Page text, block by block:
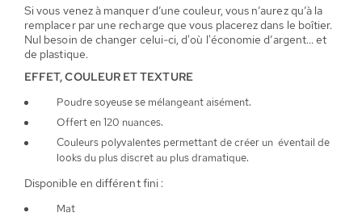
Si vous venez à manquer d’une couleur, vous n’aurez qu’à la
remplacer par une recharge que vous placerez dans le boîtier.
Nul besoin de changer celui-ci, d'où l'économie d’argent… et
de plastique.
EFFET, COULEUR ET TEXTURE
Poudre soyeuse se mélangeant aisément.
Offert en 120 nuances.
Couleurs polyvalentes permettant de créer un éventail de
looks du plus discret au plus dramatique.
Disponible en différent fini :
Mat